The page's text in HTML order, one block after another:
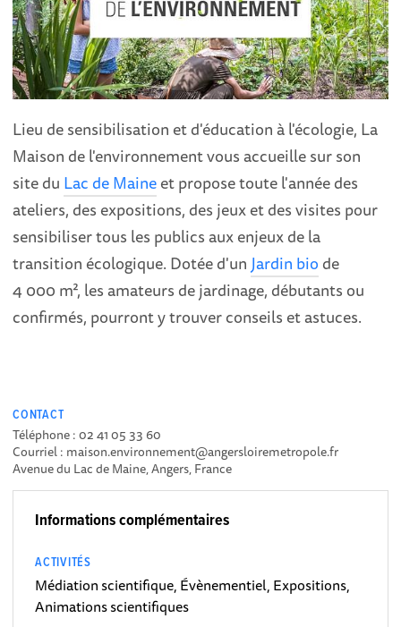
Lieu de sensibilisation et d'éducation à l'écologie, La
Maison de l'environnement vous accueille sur son
site du Lac de Maineet propose toute l'année des
ateliers, des expositions, des jeux et des visites pour
sensibiliser tous les publics aux enjeux de la
transition écologique. Dotée d'un Jardin bio de
4 000 m², les amateurs de jardinage, débutants ou
confirmés, pourront y trouver conseils et astuces.
CONTACT
Téléphone : 02 41 05 33 60
Courriel : maison.environnement­@angersloiremetropole.fr
Avenue du Lac de Maine, Angers, France
Informations complémentaires
ACTIVITÉS
Médiation scientifique, Évènementiel, Expositions,
Animations scientifiques